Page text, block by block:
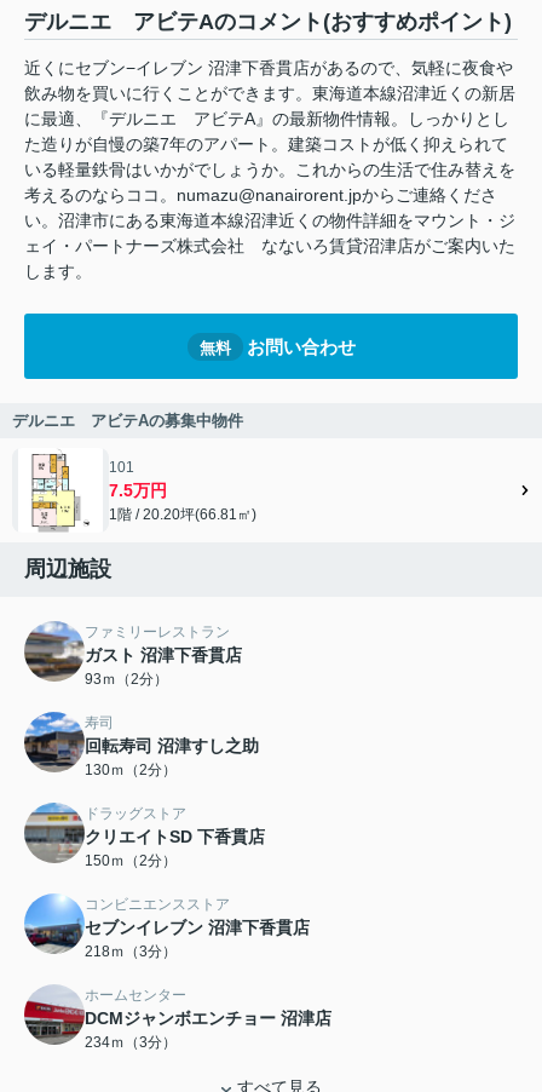
デルニエ アビテAのコメント(おすすめポイント)
近くにセブン−イレブン 沼津下香貫店があるので、気軽に夜食や
飲み物を買いに行くことができます。東海道本線沼津近くの新居
に最適、『デルニエ アビテA』の最新物件情報。しっかりとし
た造りが自慢の築7年のアパート。建築コストが低く抑えられて
いる軽量鉄骨はいかがでしょうか。これからの生活で住み替えを
考えるのならココ。numazu@nanairorent.jpからご連絡くださ
い。沼津市にある東海道本線沼津近くの物件詳細をマウント・ジ
ェイ・パートナーズ株式会社 なないろ賃貸沼津店がご案内いた
します。
無料 お問い合わせ
デルニエ アビテAの募集中物件
101
7.5万円
1階 / 20.20坪(66.81㎡)
周辺施設
ファミリーレストラン
ガスト 沼津下香貫店
93ｍ（2分）
寿司
回転寿司 沼津すし之助
130ｍ（2分）
ドラッグストア
クリエイトSD 下香貫店
150ｍ（2分）
コンビニエンスストア
セブンイレブン 沼津下香貫店
218ｍ（3分）
ホームセンター
DCMジャンボエンチョー 沼津店
234ｍ（3分）
すべて見る